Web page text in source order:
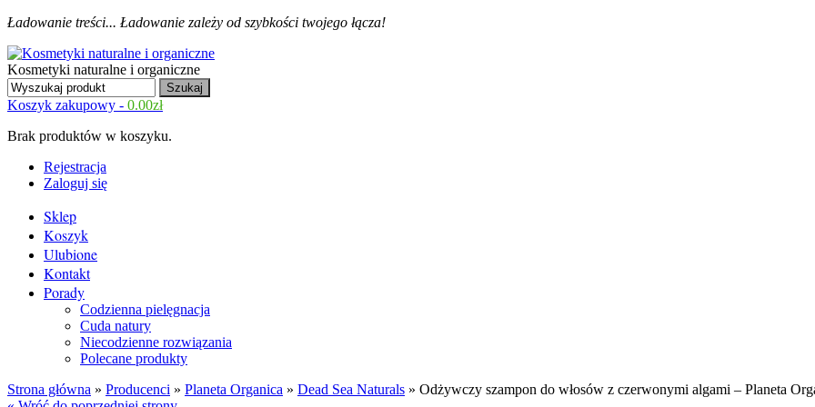
Ładowanie treści... Ładowanie zależy od szybkości twojego łącza!
Kosmetyki naturalne i organiczne
Koszyk zakupowy - 0.00zł
Brak produktów w koszyku.
Rejestracja
Zaloguj się
Sklep
Koszyk
Ulubione
Kontakt
Porady
Codzienna pielęgnacja
Cuda natury
Niecodzienne rozwiązania
Polecane produkty
Strona główna » Producenci » Planeta Organica » Dead Sea Naturals » Odżywczy szampon do włosów z czerwonymi algami – Planeta